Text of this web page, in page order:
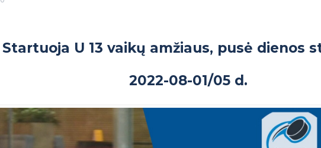
Startuoja U 13 vaikų amžiaus, pusė dienos
2022-08-01/05 d.